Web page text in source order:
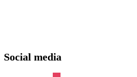
Social media